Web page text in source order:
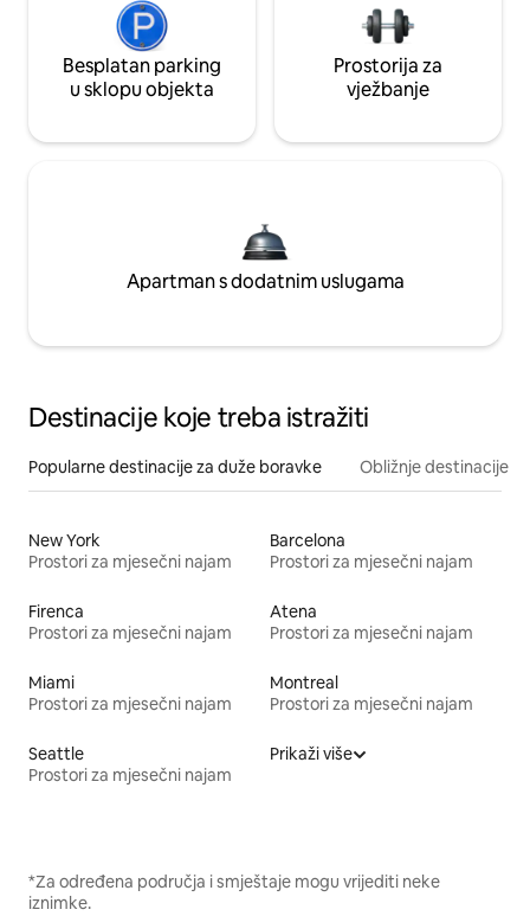
Besplatan parking
u sklopu objekta
Prostorija za
vježbanje
Apartman s dodatnim uslugama
Destinacije koje treba istražiti
Popularne destinacije za duže boravke Obližnje destinacije
New York
Prostori za mjesečni najam
Barcelona
Prostori za mjesečni najam
Firenca
Prostori za mjesečni najam
Atena
Prostori za mjesečni najam
Miami
Prostori za mjesečni najam
Montreal
Prostori za mjesečni najam
Seattle
Prostori za mjesečni najam
Prikaži više
*Za određena područja i smještaje mogu vrijediti neke
iznimke.